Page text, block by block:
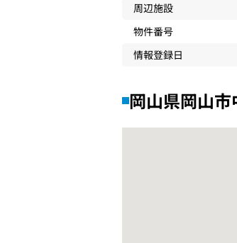
周辺施設
物件番号
情報登録日
岡山県岡山